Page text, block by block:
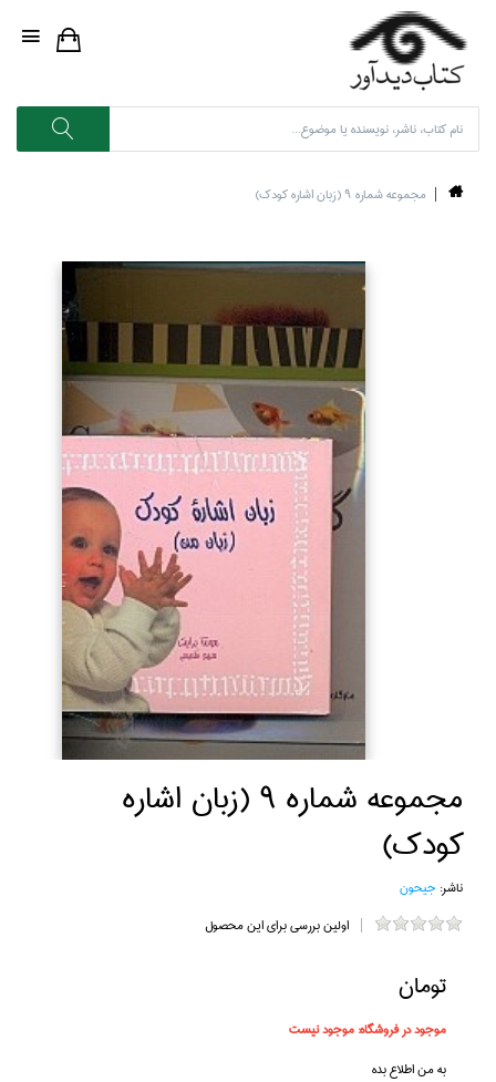
مجموعه شماره 9 (زبان اشاره كودك)
مجموعه شماره 9 (زبان اشاره
كودك)
ناشر: جيحون
اولین بررسی برای این محصول
تومان
موجود در فروشگاه:موجود نیست
به من اطلاع بده